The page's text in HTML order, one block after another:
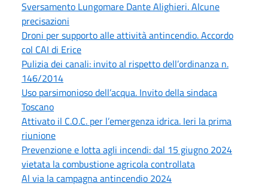
Sversamento Lungomare Dante Alighieri. Alcune
precisazioni
Droni per supporto alle attività antincendio. Accordo
col CAI di Erice
Pulizia dei canali: invito al rispetto dell’ordinanza n.
146/2014
Uso parsimonioso dell’acqua. Invito della sindaca
Toscano
Attivato il C.O.C. per l’emergenza idrica. Ieri la prima
riunione
Prevenzione e lotta agli incendi: dal 15 giugno 2024
vietata la combustione agricola controllata
Al via la campagna antincendio 2024